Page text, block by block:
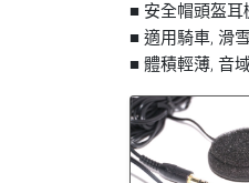
■ 安全帽頭盔耳
■ 適用騎車, 滑
■ 體積輕薄, 音